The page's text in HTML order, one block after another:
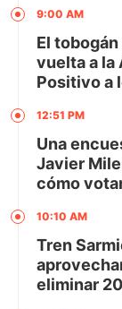
9:00 AM
El
vuelta a la
Positivo a
12:51 PM
Una
Javier
cómo
10:10 AM
Tren
eliminar